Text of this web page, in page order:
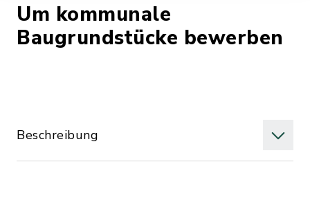
Um kommunale
Baugrundstücke bewerben
Beschreibung